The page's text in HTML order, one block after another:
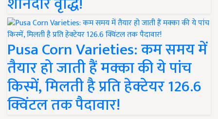
Pusa Corn Varieties: कम समय में
तैयार हो जाती हैं मक्का की ये पांच
किस्में, मिलती है प्रति हेक्टेयर 126.6
क्विंटल तक पैदावार!